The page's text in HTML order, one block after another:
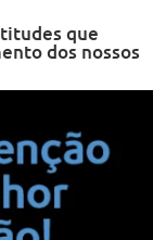
que
dos nossos